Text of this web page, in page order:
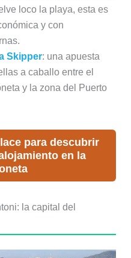
loco la playa, esta es
y con
Skipper: una apuesta
a caballo entre el
y la zona del Puerto
para descubrir
en la
la capital del